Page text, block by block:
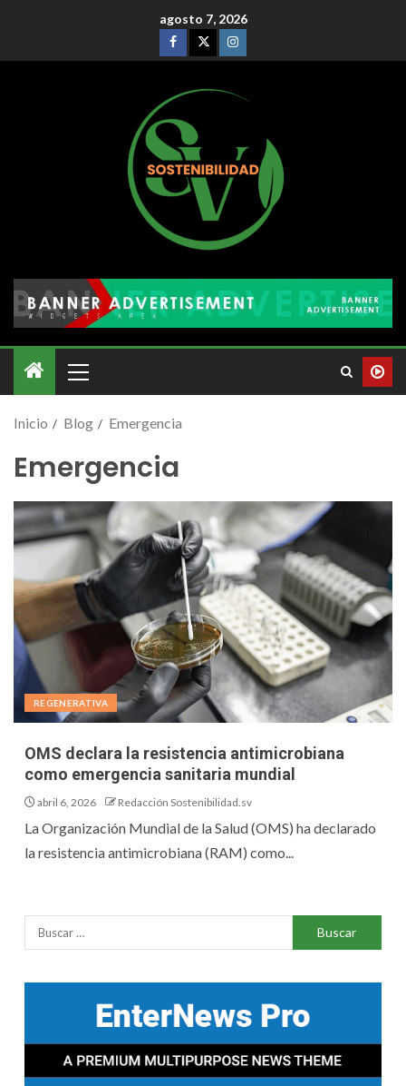
agosto 7, 2026
Inicio Blog Emergencia
Emergencia
REGENERATIVA
OMS declara la resistencia antimicrobiana
como emergencia sanitaria mundial
abril 6, 2026 Redacción Sostenibilidad.sv
La Organización Mundial de la Salud (OMS) ha declarado
la resistencia antimicrobiana (RAM) como...